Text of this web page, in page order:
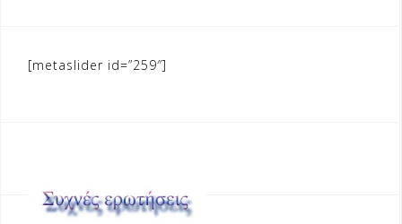
[metaslider id=”259″]